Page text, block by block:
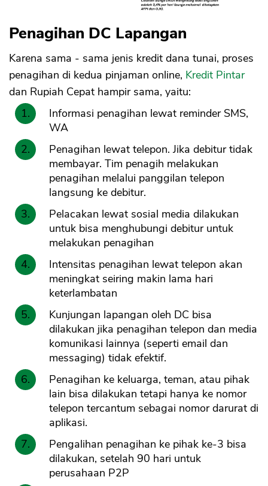
Penagihan DC Lapangan
Karena sama - sama jenis kredit dana tunai, proses
penagihan di kedua pinjaman online, Kredit Pintar
dan Rupiah Cepat hampir sama, yaitu:
Informasi penagihan lewat reminder SMS,
WA
Penagihan lewat telepon. Jika debitur tidak
membayar. Tim penagih melakukan
penagihan melalui panggilan telepon
langsung ke debitur.
Pelacakan lewat sosial media dilakukan
untuk bisa menghubungi debitur untuk
melakukan penagihan
Intensitas penagihan lewat telepon akan
meningkat seiring makin lama hari
keterlambatan
Kunjungan lapangan oleh DC bisa
dilakukan jika penagihan telepon dan media
komunikasi lainnya (seperti email dan
messaging) tidak efektif.
Penagihan ke keluarga, teman, atau pihak
lain bisa dilakukan tetapi hanya ke nomor
telepon tercantum sebagai nomor darurat di
aplikasi.
Pengalihan penagihan ke pihak ke-3 bisa
dilakukan, setelah 90 hari untuk
perusahaan P2P